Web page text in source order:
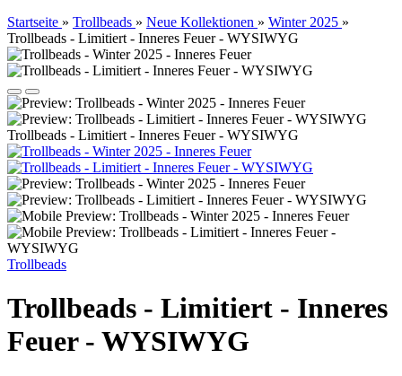
Startseite » Trollbeads » Neue Kollektionen » Winter 2025 »
Trollbeads - Limitiert - Inneres Feuer - WYSIWYG
Trollbeads - Limitiert - Inneres Feuer - WYSIWYG
Trollbeads
Trollbeads - Limitiert - Inneres
Feuer - WYSIWYG